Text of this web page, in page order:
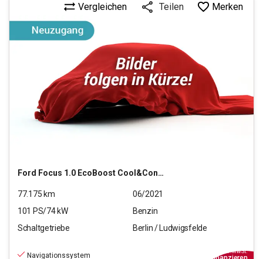
Ford Focus 1.0 EcoBoost Cool&Connect S/S (E 6d-T)
Vergleichen Teilen Merken
77.175 km
06/2021
101 PS/74kW
Benzin
Schaltgetriebe
Berlin / Ludwigsfelde
Navigationssystem
inkl.MwSt.